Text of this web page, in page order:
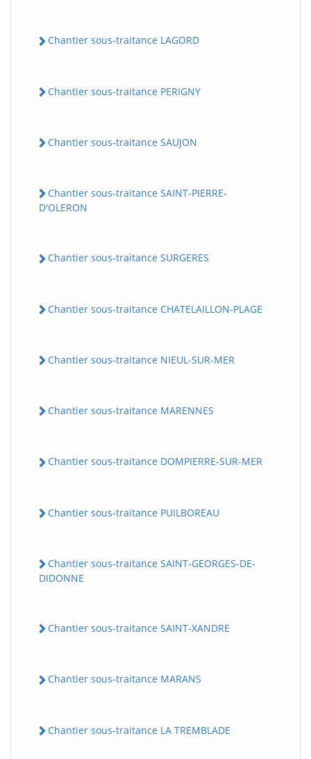
Chantier sous-traitance LAGORD
Chantier sous-traitance PERIGNY
Chantier sous-traitance SAUJON
Chantier sous-traitance SAINT-PIERRE-
D'OLERON
Chantier sous-traitance SURGERES
Chantier sous-traitance CHATELAILLON-PLAGE
Chantier sous-traitance NIEUL-SUR-MER
Chantier sous-traitance MARENNES
Chantier sous-traitance DOMPIERRE-SUR-MER
Chantier sous-traitance PUILBOREAU
Chantier sous-traitance SAINT-GEORGES-DE-
DIDONNE
Chantier sous-traitance SAINT-XANDRE
Chantier sous-traitance MARANS
Chantier sous-traitance LA TREMBLADE